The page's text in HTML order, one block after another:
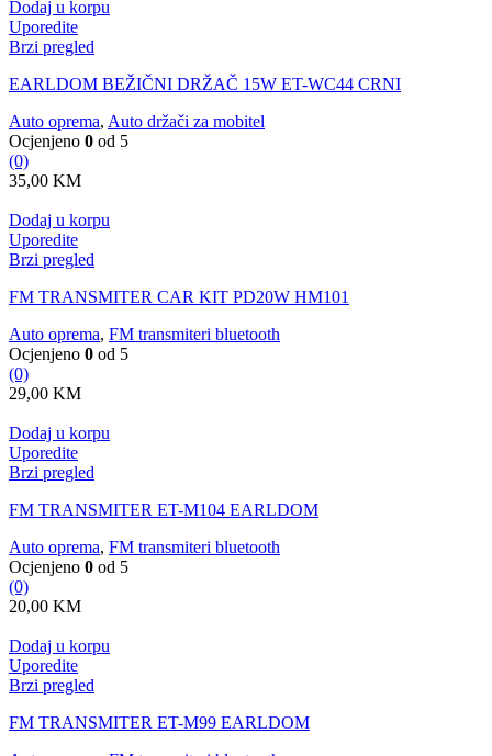
Dodaj u korpu
Uporedite
Brzi pregled
EARLDOM BEŽIČNI DRŽAČ 15W ET-WC44 CRNI
Auto oprema, Auto držači za mobitel
Ocjenjeno 0 od 5
(0)
35,00 KM
Dodaj u korpu
Uporedite
Brzi pregled
FM TRANSMITER CAR KIT PD20W HM101
Auto oprema, FM transmiteri bluetooth
Ocjenjeno 0 od 5
(0)
29,00 KM
Dodaj u korpu
Uporedite
Brzi pregled
FM TRANSMITER ET-M104 EARLDOM
Auto oprema, FM transmiteri bluetooth
Ocjenjeno 0 od 5
(0)
20,00 KM
Dodaj u korpu
Uporedite
Brzi pregled
FM TRANSMITER ET-M99 EARLDOM